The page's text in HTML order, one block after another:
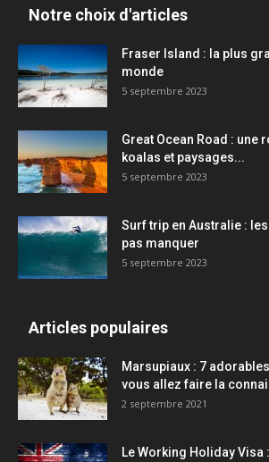
Notre choix d'articles
Fraser Island : la plus
monde
5 septembre 2023
Great Ocean Road : une
koalas et paysages...
5 septembre 2023
Surf trip en Australie :
pas manquer
5 septembre 2023
Articles populaires
Marsupiaux : 7
vous allez faire la
2 septembre 2021
Le Working Holiday